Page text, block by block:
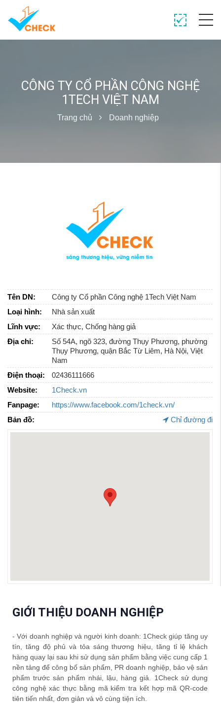
CÔNG TY CỔ PHẦN CÔNG NGHỆ
1TECH VIỆT NAM
Trang chủ Doanh nghiệp
Tên DN:
Công ty Cổ phần Công nghệ 1Tech Việt Nam
Loại hình:
Nhà sản xuất
Lĩnh vực:
Xác thực, Chống hàng giả
Địa chỉ:
Số 54A, ngõ 323, đường Thụy Phương, phường
Thụy Phương, quận Bắc Từ Liêm, Hà Nội, Việt
Nam
Điện thoại:
02436111666
Website:
1Check.vn
Fanpage:
https://www.facebook.com/1check.vn/
Bản đồ:
Chỉ đường đi
GIỚI THIỆU DOANH NGHIỆP
- Với doanh nghiệp và người kinh doanh: 1Check giúp tăng uy
tín, tăng độ phủ và tỏa sáng thương hiệu, tăng tỉ lệ khách
hàng quay lại sau khi sử dụng sản phẩm bằng việc cung cấp 1
nền tảng để công bố sản phẩm, PR doanh nghiệp, bảo vệ sản
phẩm trước sản phẩm nhái, lậu, hàng giả. 1Check sử dụng
công nghệ xác thực bằng mã kiểm tra kết hợp mã QR-code
tiên tiến nhất, đơn giản và vô cùng tiện ích.